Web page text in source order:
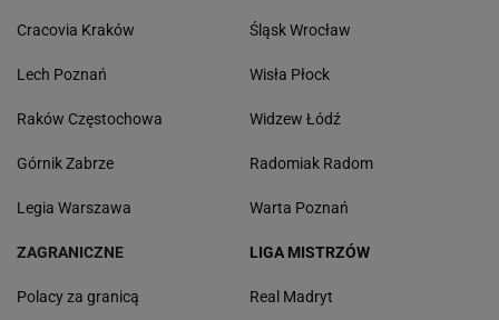
Cracovia Kraków
Lech Poznań
Raków Częstochowa
Górnik Zabrze
Legia Warszawa
Śląsk Wrocław
Wisła Płock
Widzew Łódź
Radomiak Radom
Warta Poznań
ZAGRANICZNE
Polacy za granicą
LIGA MISTRZÓW
Real Madryt